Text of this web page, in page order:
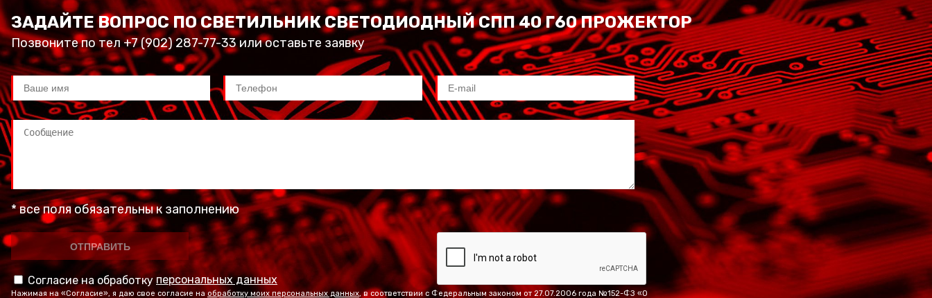
ЗАДАЙТЕ ВОПРОС ПО СВЕТИЛЬНИК СВЕТОДИОДНЫЙ СПП 40 Г60 ПРОЖЕКТОР
Позвоните по тел +7 (902) 287-77-33 или оставьте заявку
* все поля обязательны к заполнению
Согласие на обработкуперсональных данных
Нажимая на «Согласие», я даю свое согласие на обработку моих персональных данных, в соответствии с Федеральным законом от 27.07.2006 года №152-ФЗ «О